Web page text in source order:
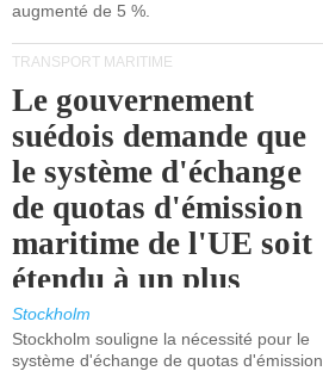
augmenté de 5 %.
TRANSPORT MARITIME
Le gouvernement
suédois demande que
le système d'échange
de quotas d'émission
maritime de l'UE soit
étendu à un plus
grand nombre de
navires.
Stockholm
Stockholm souligne la nécessité pour le
système d'échange de quotas d'émission